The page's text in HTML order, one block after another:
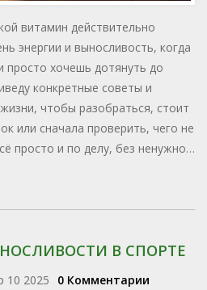
витамин действительно
энергии и выносливость, когда
просто хочешь дотянуть до
конкретные советы и
чтобы разобраться, стоит
или сначала проверить, чего не
просто и по делу, без ненужной
иногда даже кошка Мурка
чем человек.
В СПОРТЕ
10 2025 0 Комментарии